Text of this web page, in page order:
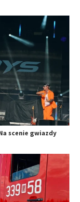
scenie gwiazdy